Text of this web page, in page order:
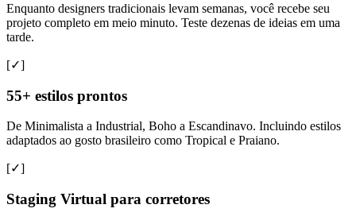
Enquanto designers tradicionais levam semanas, você recebe seu
projeto completo em meio minuto. Teste dezenas de ideias em uma
tarde.
[✓]
55+ estilos prontos
De Minimalista a Industrial, Boho a Escandinavo. Incluindo estilos
adaptados ao gosto brasileiro como Tropical e Praiano.
[✓]
Staging Virtual para corretores